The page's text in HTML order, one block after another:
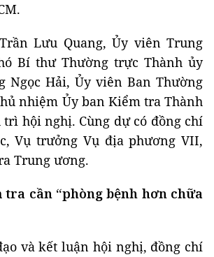
Lưu Quang, Ủy viên Trung
Bí thư Thường trực Thành ủy
Ngọc Hải, Ủy viên Ban Thường
nhiệm Ủy ban Kiểm tra Thành
trì hội nghị. Cùng dự có đồng chí
Vụ trưởng Vụ địa phương VII,
Trung ương.
tra cần “phòng bệnh hơn chữa
và kết luận hội nghị, đồng chí